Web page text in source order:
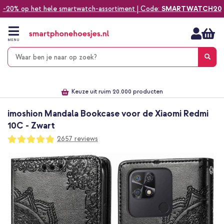
-20% op het hele smartwatch-assortiment | Code: SMARTWATCH20
naar
inhoud
MENU
Keuze uit ruim 20.000 producten
imoshion Mandala Bookcase voor de Xiaomi Redmi
10C - Zwart
Waardering:
97
100
2657 reviews
naar
het
einde
van
de
afbeeldingen-
gallerij